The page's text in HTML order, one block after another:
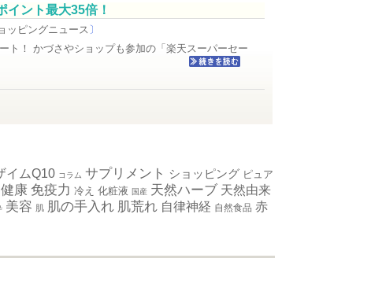
イント最大35倍！
ッピングニュース 〕
！ かづさやショップも参加の「楽天スーパーセー
イムQ10 コラム サプリメント ショッピング ピュア
健康 免疫力 冷え 化粧液 国産 天然ハーブ 天然由来
美容 肌 肌の手入れ 肌荒れ 自律神経 自然食品 赤